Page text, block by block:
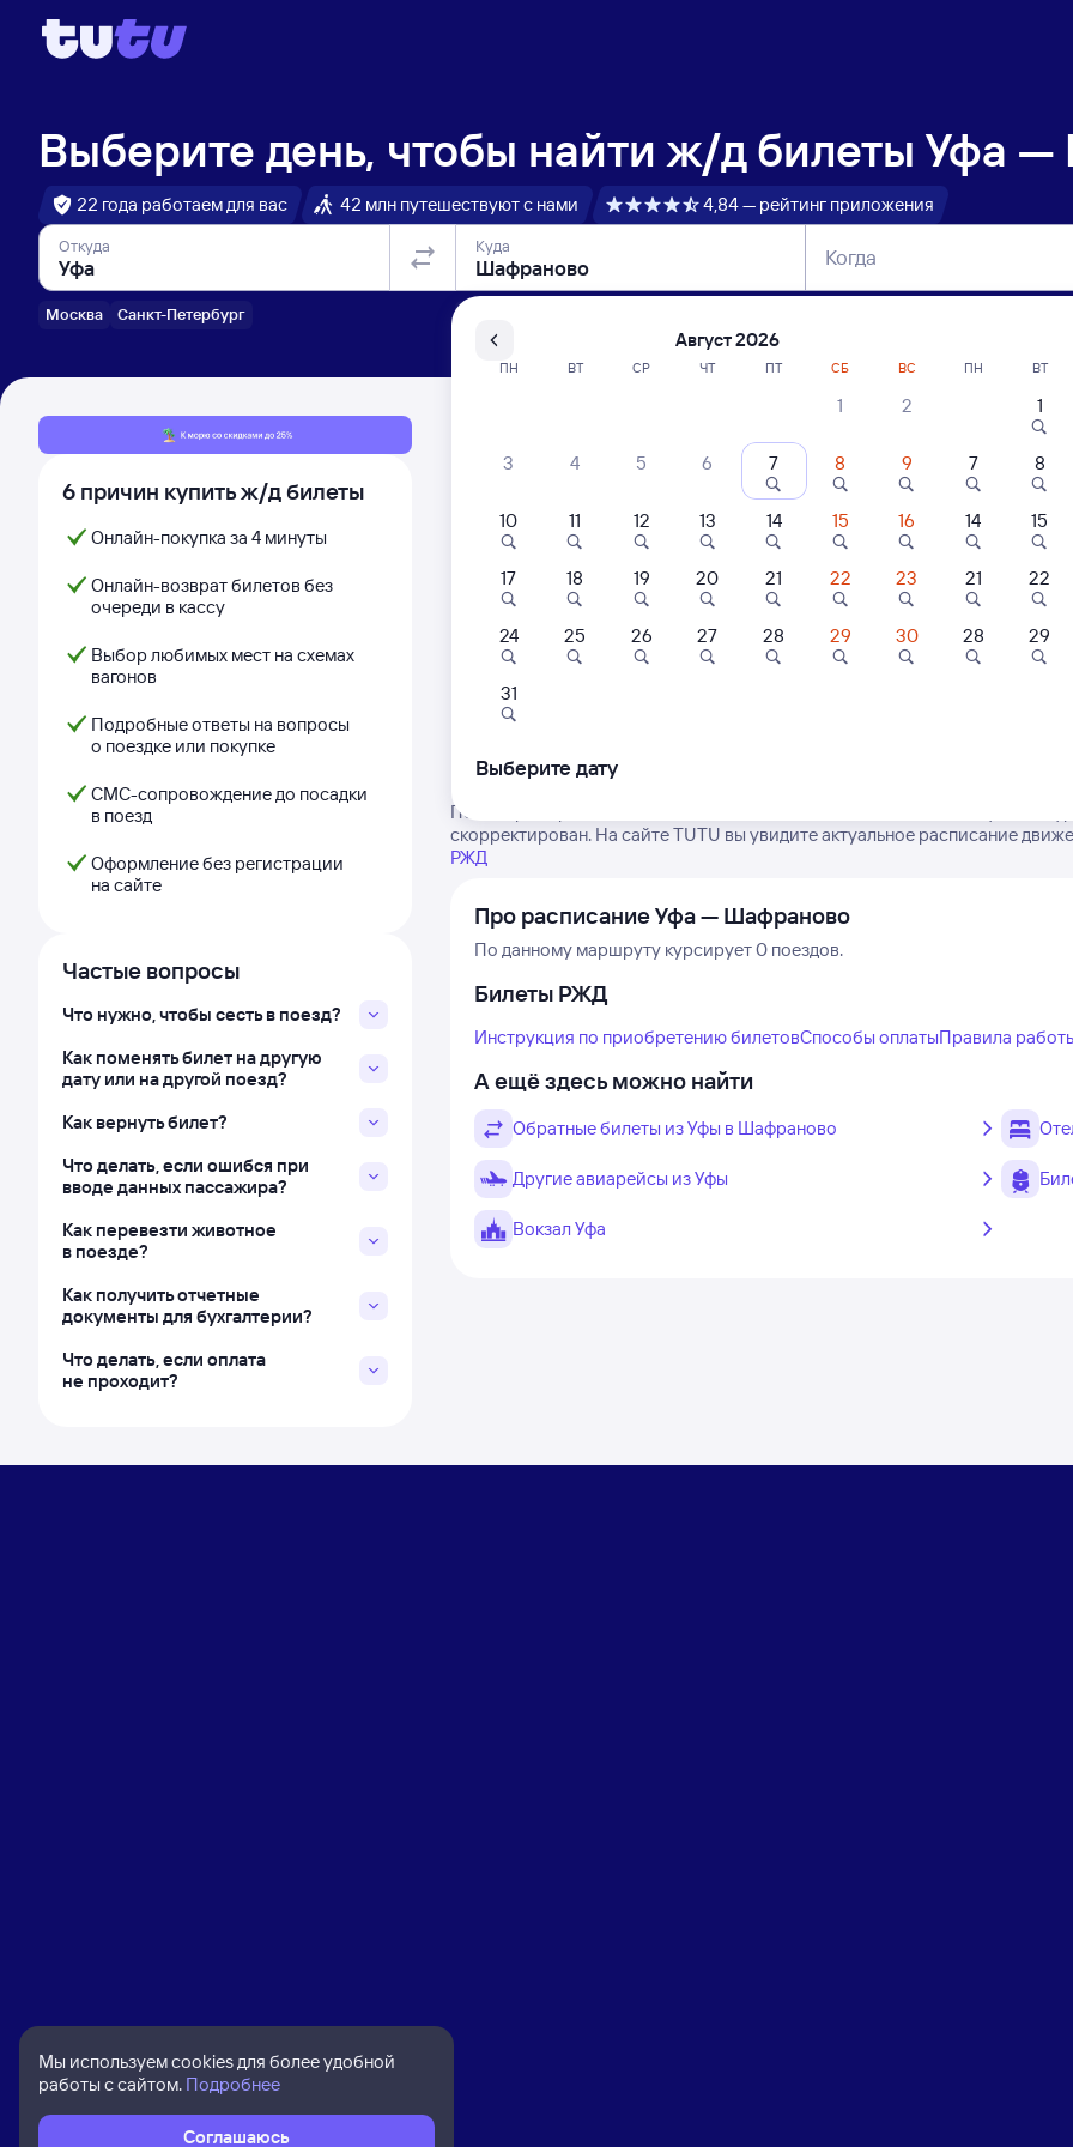
Выберите день, чтобы найти ж/д билеты Уфа
22 года работаем для вас 42 млн путешествуют с нами 4,84 — рейтинг приложения
Откуда
Москва Санкт-Петербург
Куда Когда
6 причин купить ж/д билеты
Онлайн-покупка за 4 минуты
Онлайн-возврат билетов без
очереди в кассу
Выбор любимых мест на схемах
вагонов
Подробные ответы на вопросы
о поездке или покупке
СМС-сопровождение до посадки
в поезд
Оформление без регистрации
на сайте
Частые вопросы
Что нужно, чтобы сесть в поезд?
Как поменять билет на другую
дату или на другой поезд?
Как вернуть билет?
Что делать, если ошибся при
вводе данных пассажира?
Как перевезти животное
в поезде?
Как получить отчетные
документы для бухгалтерии?
Что делать, если оплата
не проходит?
Расписание поездов Уфа — Шафраново
Нет рейсов по этому
Посмотрите расписание поездов дальнего следования РЖД из Уфы в
скорректирован. На сайте TUTU вы увидите актуальное расписание
РЖД
Про расписание Уфа — Шафраново
По данному маршруту курсирует 0 поездов.
Билеты РЖД
Инструкция по приобретению билетовСпособы оплатыПравила
А ещё здесь можно найти
Обратные билеты из Уфы в Шафраново
Другие авиарейсы из Уфы
Вокзал Уфа
Мы используем cookies для более удобной
работы с сайтом. Подробнее
Соглашаюсь
Август 2026
ПН ВТ СР ЧТ ПТ СБ ВС
1 2
3 4 5 6 7 8 9
10 11 12 13 14 15 16
17 18 19 20 21 22 23
24 25 26 27 28 29 30
31
ПН ВТ
1
7 8
14 15
21 22
28 29
Выберите дату